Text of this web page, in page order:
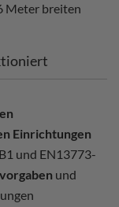
Meter breiten
Einrichtungen
und EN13773-
und